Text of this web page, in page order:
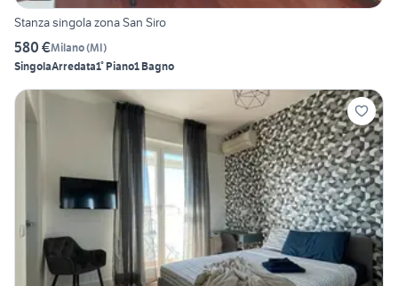
Stanza singola zona San Siro
580 €Milano(MI)
SingolaArredata1° Piano1 Bagno